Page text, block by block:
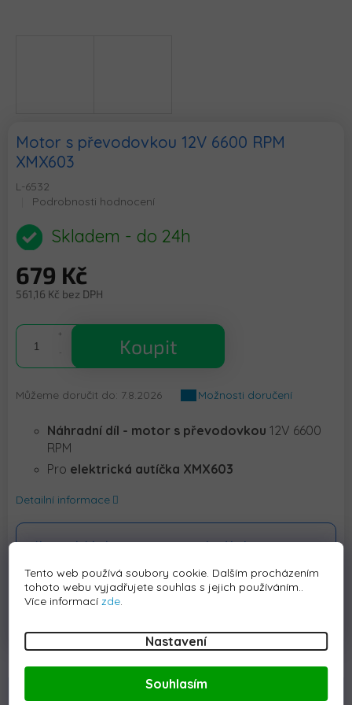
Tento web používá soubory cookie. Dalším procházením
tohoto webu vyjadřujete souhlas s jejich používáním..
Více informací zde
Nastavení
Souhlasím
Motor s převodovkou 12V 6600 RPM
XMX603
L-6532
Průměrné
produktu
je
z
5
Podrobnosti hodnocení
Skladem - do 24h
679 Kč
561,16 Kč bez DPH
cena:
Koupit
Můžeme doručit do: 7.8.2026 Možnosti doručení
Náhradní díl - motor s převodovkou 12V 6600
RPM
Pro elektrická autíčka XMX603
Detailní informace
Zákaznická linka
Kontaktní linka